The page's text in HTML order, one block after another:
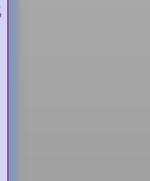
des
cycle 3 à